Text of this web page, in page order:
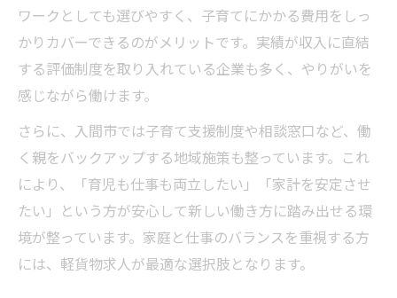
ワークとしても選びやすく、子育てにかかる費用をしっ
かりカバーできるのがメリットです。実績が収入に直結
する評価制度を取り入れている企業も多く、やりがいを
感じながら働けます。
さらに、入間市では子育て支援制度や相談窓口など、働
く親をバックアップする地域施策も整っています。これ
により、「育児も仕事も両立したい」「家計を安定させ
たい」という方が安心して新しい働き方に踏み出せる環
境が整っています。家庭と仕事のバランスを重視する方
には、軽貨物求人が最適な選択肢となります。